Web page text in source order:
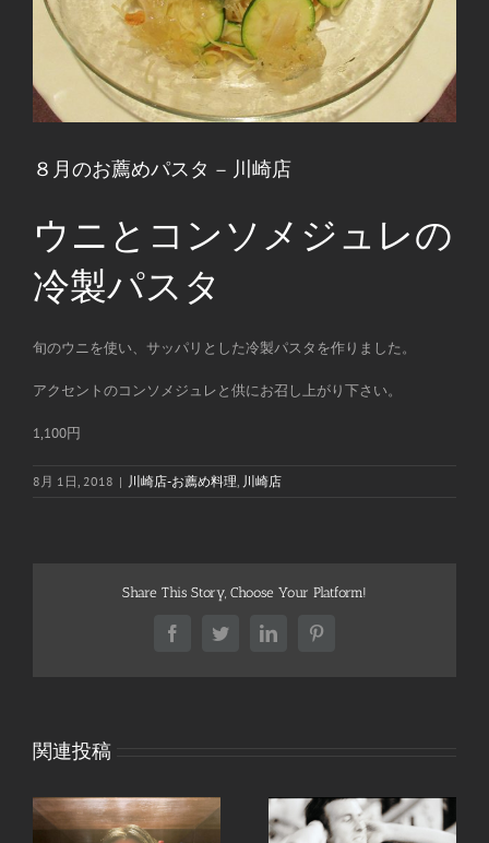
８月のお薦めパスタ – 川崎店
ウニとコンソメジュレの
冷製パスタ
旬のウニを使い、サッパリとした冷製パスタを作りました。
アクセントのコンソメジュレと供にお召し上がり下さい。
1,100円
8月 1日, 2018 | 川崎店-お薦め料理 川崎店
Share This Story, Choose Your Platform!
FacebookTwitterLinkedInPinterest
関連投稿